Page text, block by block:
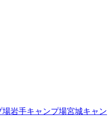
場岩手キャンプ場宮城キャン